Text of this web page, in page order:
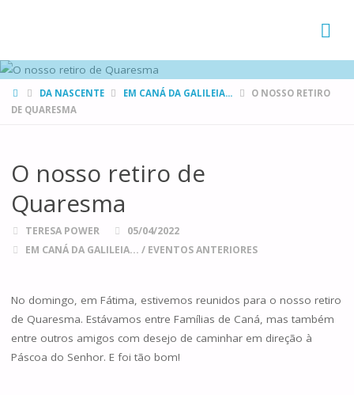
HOMEDA NASCENTE EM CANÁ DA GALILEIA...
O NOSSO RETIRO
DE QUARESMA
O nosso retiro de
Quaresma
TERESA POWER
05/04/2022
EM CANÁ DA GALILEIA... / EVENTOS ANTERIORES
No domingo, em Fátima, estivemos reunidos para o nosso retiro
de Quaresma. Estávamos entre Famílias de Caná, mas também
entre outros amigos com desejo de caminhar em direção à
Páscoa do Senhor. E foi tão bom!